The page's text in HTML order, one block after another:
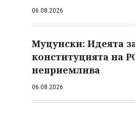
06.08.2026
Муцунски: Идеята
конституцията на
неприемлива
06.08.2026